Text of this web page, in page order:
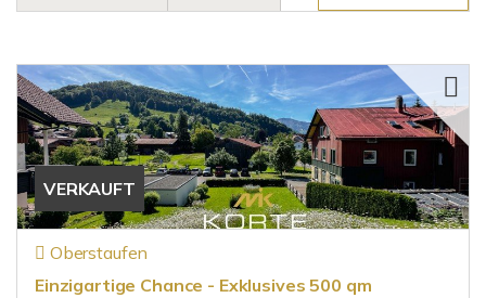
VERKAUFT
Oberstaufen
Einzigartige Chance - Exklusives 500 qm